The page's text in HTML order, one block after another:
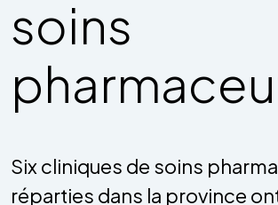
soins
Six cliniques de soins
réparties dans la province